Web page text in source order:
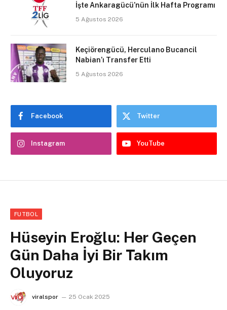
İşte Ankaragücü’nün İlk Hafta Programı
5 Ağustos 2026
Keçiörengücü, Herculano Bucancil
Nabian’ı Transfer Etti
5 Ağustos 2026
Facebook Twitter
Instagram YouTube
FUTBOL
Hüseyin Eroğlu: Her Geçen
Gün Daha İyi Bir Takım
Oluyoruz
viralspor 25 Ocak 2025